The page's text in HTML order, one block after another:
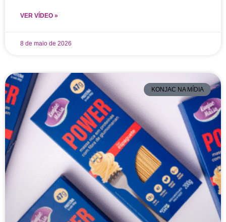
VER VÍDEO »
8 de maio de 2026
KONJAC NA MÍDIA